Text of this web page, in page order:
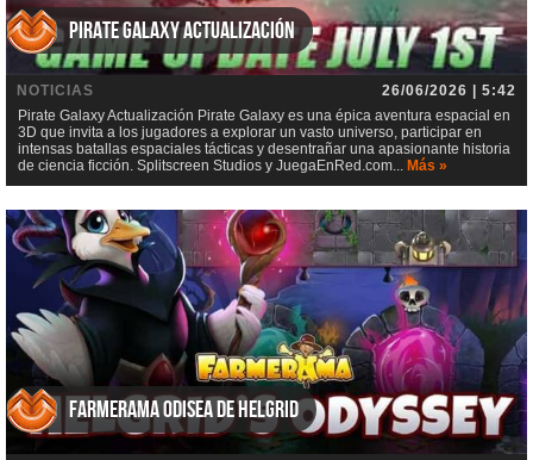
Pirate Galaxy Actualización
NOTICIAS
26/06/2026 | 5:42
Pirate Galaxy Actualización Pirate Galaxy es una épica aventura espacial en
3D que invita a los jugadores a explorar un vasto universo, participar en
intensas batallas espaciales tácticas y desentrañar una apasionante historia
de ciencia ficción. Splitscreen Studios y JuegaEnRed.com... Más »
Farmerama Odisea de Helgrid